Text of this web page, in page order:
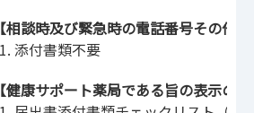
【相談時及び緊急時の電話番号その他
添付書類不要
【健康サポート薬局である旨の表示の